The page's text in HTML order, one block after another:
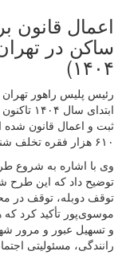
۱۴۰۴)
رئیس پلیس راهور تهران
ثبت و اعمال قانون شده
۶۱۰ هزار فقره تخلف شناسایی و برخورد قانونی با آن‌ها انجام شد.
توضیح داد که این طرح
توقف دوبله، توقف در
موسوی‌پور تأکید کرد که
و تسهیل عبور و مرور
رانندگی، مسئولیتی